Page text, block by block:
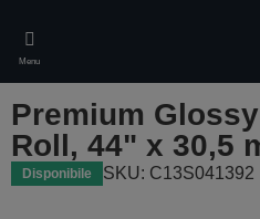
main
content
Menu
Premium
Roll, 44" x 30,5
Disponibile SKU: C13S041392